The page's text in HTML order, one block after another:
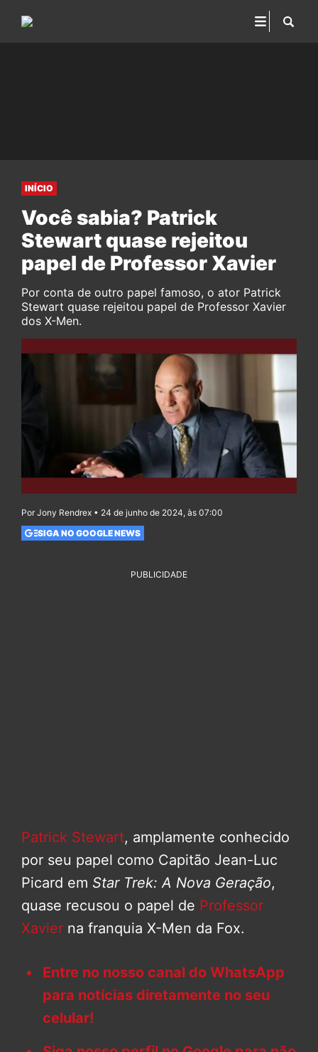
INÍCIO
Você sabia? Patrick
Stewart quase rejeitou
papel de Professor Xavier
Por conta de outro papel famoso, o ator Patrick
Stewart quase rejeitou papel de Professor Xavier
dos X-Men.
Por Jony Rendrex • 24 de junho de 2024, às 07:00
SIGA NO GOOGLE NEWS
PUBLICIDADE
Patrick Stewart, amplamente conhecido
por seu papel como Capitão Jean-Luc
Picard em Star Trek: A Nova Geração,
quase recusou o papel de Professor
Xavier na franquia X-Men da Fox.
Entre no nosso canal do WhatsApp
para notícias diretamente no seu
celular!